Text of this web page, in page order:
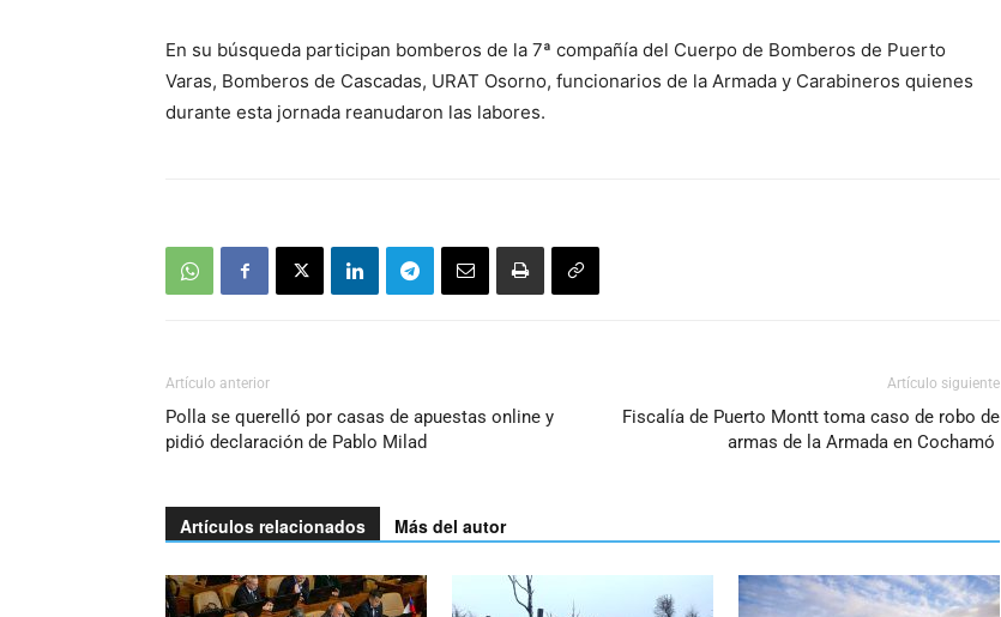
En su búsqueda participan bomberos de la 7ª compañía del Cuerpo de Bomberos de Puerto
Varas, Bomberos de Cascadas, URAT Osorno, funcionarios de la Armada y Carabineros quienes
durante esta jornada reanudaron las labores.
Artículo anterior
Polla se querelló por casas de apuestas online y
pidió declaración de Pablo Milad
Artículo siguiente
Fiscalía de Puerto Montt toma caso de robo de
armas de la Armada en Cochamó
Artículos relacionados Más del autor